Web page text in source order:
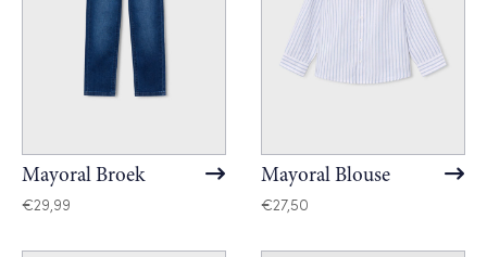
Mayoral Broek
€29,99
Mayoral Blouse
€27,50